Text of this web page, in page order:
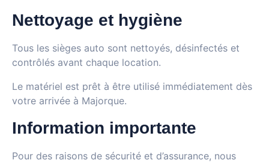
Nettoyage et hygiène
Tous les sièges auto sont nettoyés, désinfectés et
contrôlés avant chaque location.
Le matériel est prêt à être utilisé immédiatement dès
votre arrivée à Majorque.
Information importante
Pour des raisons de sécurité et d’assurance, nous